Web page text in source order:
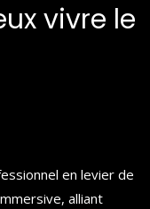
vivre le
en levier de
alliant